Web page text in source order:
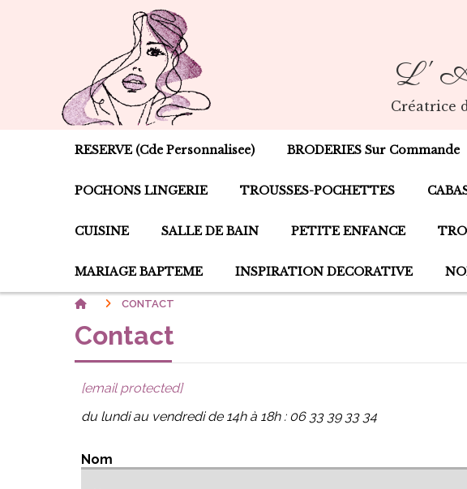
L'
Créatrice
RESERVE (cde Personnalisee) BRODERIES Sur Commande
POCHONS LINGERIE TROUSSES-POCHETTES
CUISINE SALLE DE BAIN PETITE ENFANCE
MARIAGE BAPTEME INSPIRATION DECORATIVE
CONTACT
Contact
[email protected]
du lundi au vendredi de 14h à 18h : 06 33 39 33 34
Nom